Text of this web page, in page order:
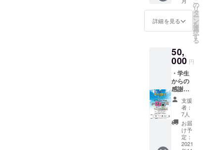
両面印
刷1枚、
郵送）
・本プ
業報告
書（郵
送） ・
学校創
立75周
年記念
写真集
（A4冊
子、郵
送） ・
オリジ
ナルタ
オル
詳細を見る
の
リ
タ
ー
ン
を
選
択
す
る
50,
000 円
・学生
からの
感謝
メッ
セージ
カード
・学校
創立75
周年記
念広報
支援
者：
7人
お届
け予
定：
2021